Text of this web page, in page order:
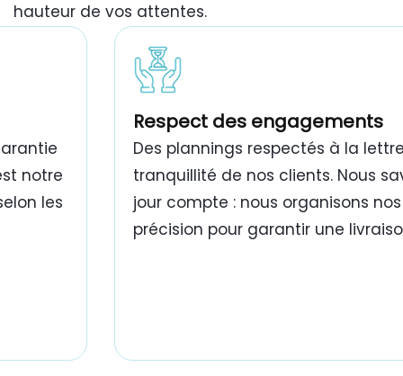
hauteur de vos attentes.
travaux de peinture bâtiment Tunisie
notre
les
Respect des engagements
Des plannings respectés à la
tranquillité de nos clients. Nous
jour compte : nous organisons
précision pour garantir une